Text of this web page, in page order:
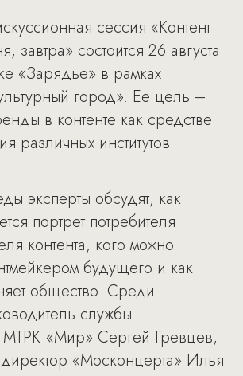
сессия «Контент
завтра» состоится 26 августа
«Зарядье» в рамках
город». Ее цель –
в контенте как средстве
различных институтов
эксперты обсудят, как
портрет потребителя
контента, кого можно
будущего и как
общество. Среди
службы
«Мир» Сергей Гревцев,
«Москонцерта» Илья